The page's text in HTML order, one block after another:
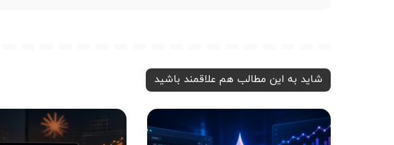
شاید به این مطالب هم علاقمند باشید